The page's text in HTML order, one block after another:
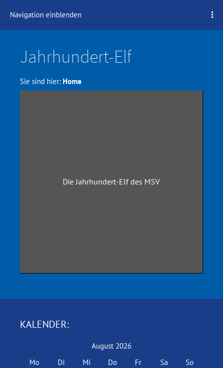
Navigation einblenden
Jahrhundert-Elf
Sie sind hier: Home
Die Jahrhundert-Elf des MSV
KALENDER:
August 2026
Mo
Di Mi Do Fr Sa
So